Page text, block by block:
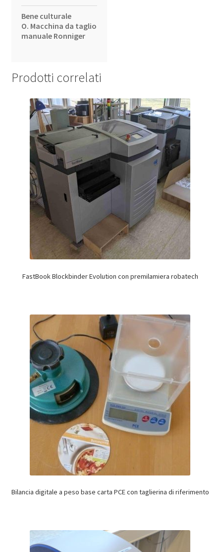
Bene culturale
O. Macchina da taglio
manuale Ronniger
Prodotti correlati
FastBook Blockbinder Evolution con premilamiera robatech
Bilancia digitale a peso base carta PCE con taglierina di riferimento